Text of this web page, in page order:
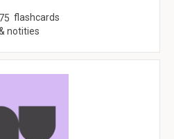
flashcards
notities